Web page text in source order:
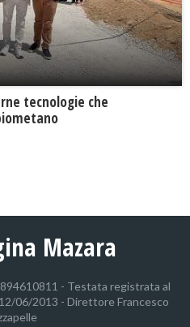
tecnologie che
Mazara
- Testata registrata al
06/2013 - Direttore Francesco